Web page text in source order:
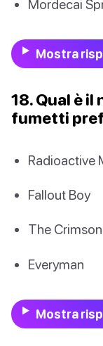
Mordecai
Mostra
18. Qual è il
fumetti
Radioactive
Fallout Boy
The
Everyman
Mostra